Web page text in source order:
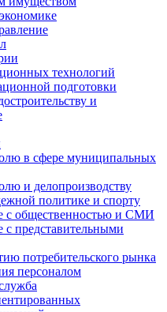
технологий
подготовки
и
в сфере муниципальных
и делопроизводству
политике и спорту
с общественностью и СМИ
с представительными
потребительского рынка
персоналом